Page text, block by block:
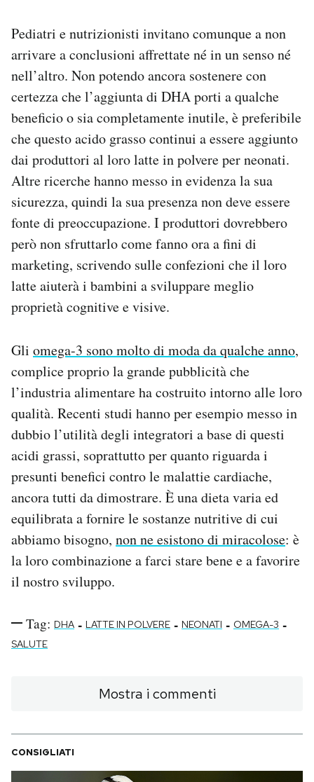
Pediatri e nutrizionisti invitano comunque a non
arrivare a conclusioni affrettate né in un senso né
nell’altro. Non potendo ancora sostenere con
certezza che l’aggiunta di DHA porti a qualche
beneficio o sia completamente inutile, è preferibile
che questo acido grasso continui a essere aggiunto
dai produttori al loro latte in polvere per neonati.
Altre ricerche hanno messo in evidenza la sua
sicurezza, quindi la sua presenza non deve essere
fonte di preoccupazione. I produttori dovrebbero
però non sfruttarlo come fanno ora a fini di
marketing, scrivendo sulle confezioni che il loro
latte aiuterà i bambini a sviluppare meglio
proprietà cognitive e visive.
Gli omega-3 sono molto di moda da qualche anno,
complice proprio la grande pubblicità che
l’industria alimentare ha costruito intorno alle loro
qualità. Recenti studi hanno per esempio messo in
dubbio l’utilità degli integratori a base di questi
acidi grassi, soprattutto per quanto riguarda i
presunti benefici contro le malattie cardiache,
ancora tutti da dimostrare. È una dieta varia ed
equilibrata a fornire le sostanze nutritive di cui
abbiamo bisogno, non ne esistono di miracolose: è
la loro combinazione a farci stare bene e a favorire
il nostro sviluppo.
Tag: DHA - LATTE IN POLVERE - NEONATI - OMEGA-3 -
SALUTE
Mostra i commenti
CONSIGLIATI